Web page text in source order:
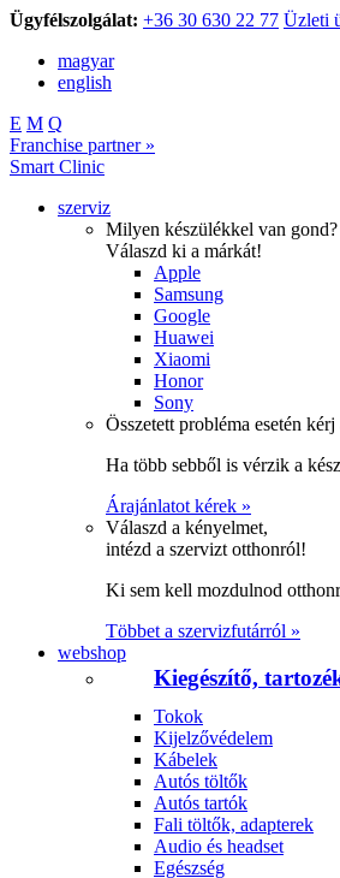
Ügyfélszolgálat: +36 30 630 22 77 Üzleti
magyar
english
E M Q
Franchise partner »
Smart Clinic
szerviz
Milyen készülékkel van gond?
Válaszd ki a márkát!
Apple
Samsung
Google
Huawei
Xiaomi
Honor
Sony
Összetett probléma esetén
Ha több sebből is vérzik a
Árajánlatot kérek »
Válaszd a kényelmet,
intézd a szervizt otthonról!
Ki sem kell mozdulnod
Többet a szervizfutárról »
webshop
Kiegészítő,
Tokok
Kijelzővédelem
Kábelek
Autós töltők
Autós tartók
Fali töltők, adapterek
Audio és headset
Egészség